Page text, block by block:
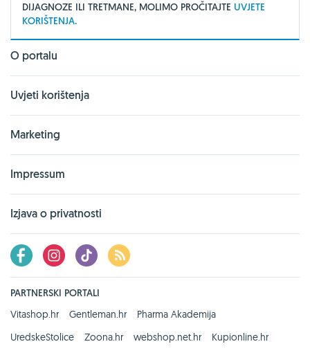
DIJAGNOZE ILI TRETMANE, MOLIMO PROČITAJTE UVJETE
KORIŠTENJA.
O portalu
Uvjeti korištenja
Marketing
Impressum
Izjava o privatnosti
PARTNERSKI PORTALI
Vitashop.hr
Gentleman.hr
Pharma Akademija
UredskeStolice
Zoona.hr webshop.net.hr Kupionline.hr